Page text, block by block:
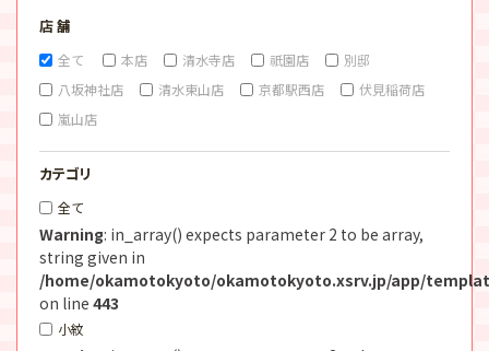
店 舗
全て 本店 清水寺店 祇園店
別邸
八坂神社店
清水東山店 京都駅西店
伏見稲荷店
嵐山店
カテゴリ
全て
Warning: in_array() expects parameter 2 to be array,
string given in
/home/okamotokyoto/okamotokyoto.xsrv.jp/app/
on line 443
小紋